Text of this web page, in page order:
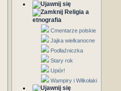
Religia a
etnografia
Cmentarze polskie
Jajka wielkanocne
Podłaźniczka
Stary rok
Upiór!
Wampiry i Wilkołaki